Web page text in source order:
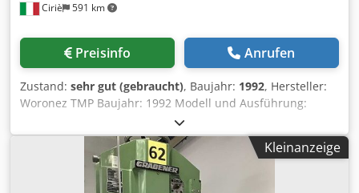
Ciriè 591 km
Preisinfo Anrufen
Zustand: sehr gut (gebraucht), Baujahr: 1992, Hersteller:
Woronez TMP Baujahr: 1992 Modell und Ausführung:
KB8044 / 2500 t Nennkraft: 2500 Tonnen Stößelhub: 190
mm Hubzahl: 14–20 Geschlossene Werkzeughöhe: 560 mm
Stößelverstellung: 15 Tischabmessungen: 1530 x 1530 mm
Dcedpfjxlh Ttox Ab Uek Ständerdurchgang: 1600 mm
Hauptmotor: 77 kW, 380 V Gesamtmaße: 4920 x 3340 x
Kleinanzeige